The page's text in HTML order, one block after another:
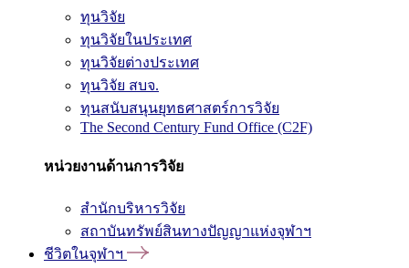
ทุนวิจัย
ทุนวิจัยในประเทศ
ทุนวิจัยต่างประเทศ
ทุนวิจัย สบจ.
ทุนสนับสนุนยุทธศาสตร์การวิจัย
The Second Century Fund Office (C2F)
หน่วยงานด้านการวิจัย
สำนักบริหารวิจัย
สถาบันทรัพย์สินทางปัญญาแห่งจุฬาฯ
ชีวิตในจุฬาฯ